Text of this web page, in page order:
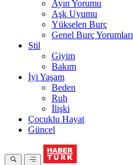
Ayın Yorumu
Aşk Uyumu
Yükselen Burç
Genel Burç Yorumları
Stil
Giyim
Bakım
İyi Yaşam
Beden
Ruh
İlişki
Çocuklu Hayat
Güncel